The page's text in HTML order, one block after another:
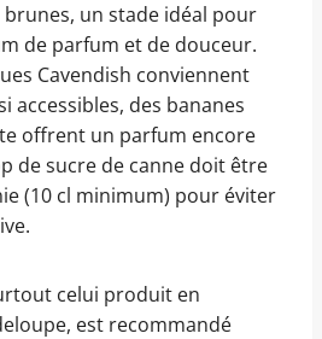
un stade idéal pour
de parfum et de douceur.
Cavendish conviennent
accessibles, des bananes
offrent un parfum encore
de sucre de canne doit être
(10 cl minimum) pour éviter
celui produit en
est recommandé